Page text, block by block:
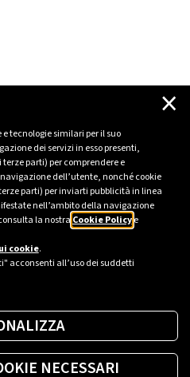
tecnologie similari per il suo
dei servizi in esso presenti,
parti) per comprendere e
dell’utente, nonché cookie
parti) per inviarti pubblicità in linea
nell’ambito della navigazione
la nostra Cookie Policye
cookie.
acconsenti all’uso dei suddetti
×
NECESSARI
il recupero dei
o una PA?
più giusta per te.
colonnina